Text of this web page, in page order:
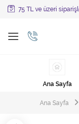
75 TL ve üzeri
Ayakkabı Cila
Cila Makineleri
Çöp Kovası
Ana Sayfa
Ana Sayfa